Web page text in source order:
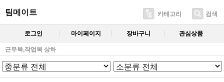
팀메이트 카테고리 검색
로그인 마이페이지 장바구니 관심상품
근무복,작업복 상하